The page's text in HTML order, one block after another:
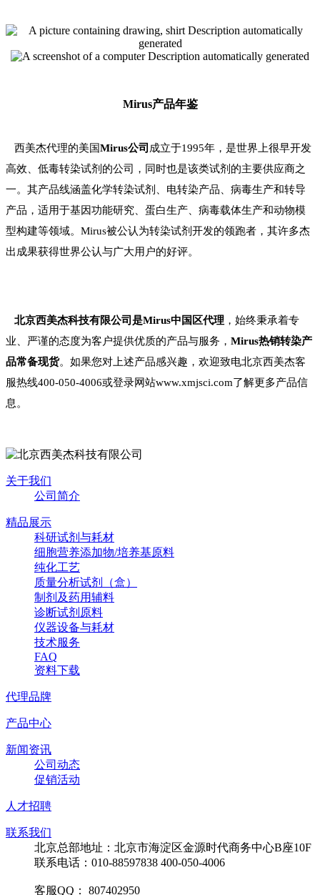
Mirus产品年鉴
西美杰代理的美国Mirus公司 成立于1995年，是世界上很早开发
高效、低毒转染试剂的公司，同时也是该类试剂的主要供应商之
一。其产品线涵盖化学转染试剂、电转染产品、病毒生产和转导
产品，适用于基因功能研究、蛋白生产、病毒载体生产和动物模
型构建等领域。Mirus被公认为转染试剂开发的领跑者，其许多杰
出成果获得世界公认与广大用户的好评。
北京西美杰科技有限公司是Mirus中国区代理 ，始终秉承着专
业、严谨的态度为客户提供优质的产品与服务 ， Mirus热销转染产
品常备现货。如果您对上述产品感兴趣，欢迎致电北京西美杰客
服热线400-050-4006或登录网站www.xmjsci.com了解更多产品信
息。
关于我们
公司简介
精品展示
科研试剂与耗材
细胞营养添加物/培养基原料
纯化工艺
质量分析试剂（盒）
制剂及药用辅料
诊断试剂原料
仪器设备与耗材
技术服务
FAQ
资料下载
代理品牌
产品中心
新闻资讯
公司动态
促销活动
人才招聘
联系我们
北京总部地址：北京市海淀区金源时代商务中心B座10F
联系电话：010-88597838 400-050-4006
客服QQ： 807402950